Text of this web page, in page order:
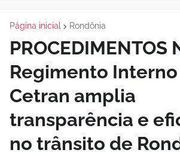
Página inicial Rondônia
PROCEDIMENTOS
Regimento
Cetran amplia
transparência e
no trânsito de